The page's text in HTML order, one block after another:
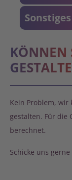
Sonstiges
KÖNNEN
Kein Problem, wir
gestalten. Für die
berechnet.
Schicke uns gerne